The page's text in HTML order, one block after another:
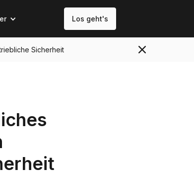
Los geht's
Sicherheit